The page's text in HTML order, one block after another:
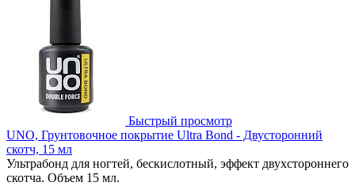
Быстрый просмотр
UNO, Грунтовочное покрытие Ultra Bond - Двусторонний
скотч, 15 мл
Ультрабонд для ногтей, бескислотный, эффект двухстороннего
скотча. Объем 15 мл.